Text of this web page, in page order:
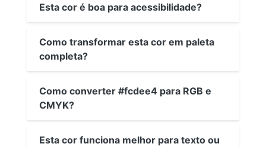
Esta cor é boa para acessibilidade?
Como transformar esta cor em paleta
completa?
Como converter #fcdee4 para RGB e
CMYK?
Esta cor funciona melhor para texto ou